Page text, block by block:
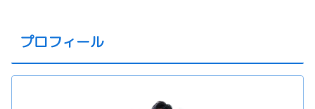
プロフィール